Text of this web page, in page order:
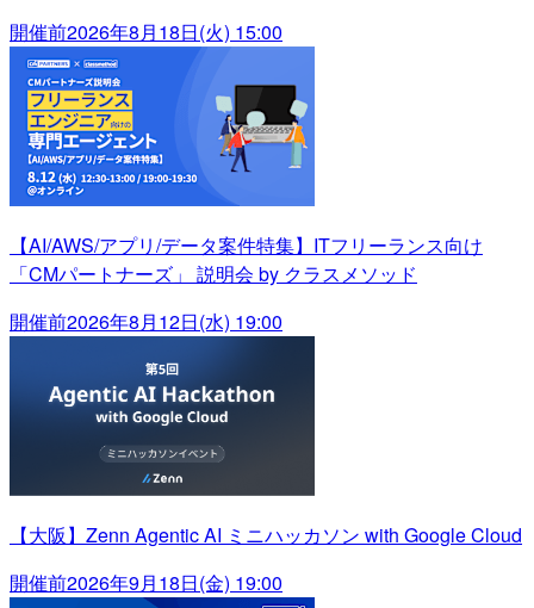
開催前2026年8月18日(火) 15:00
【AI/AWS/アプリ/データ案件特集】ITフリーランス向け
「CMパートナーズ」 説明会 by クラスメソッド
開催前2026年8月12日(水) 19:00
【大阪】Zenn Agentic AI ミニハッカソン with Google Cloud
開催前2026年9月18日(金) 19:00